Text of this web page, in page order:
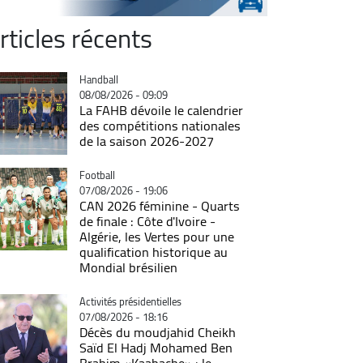
récents
Catégorie
Handball
08/08/2026 - 09:09
La FAHB dévoile le calendrier
des compétitions nationales
de la saison 2026-2027
Catégorie
Football
07/08/2026 - 19:06
CAN 2026 féminine - Quarts
de finale : Côte d'Ivoire -
Algérie, les Vertes pour une
qualification historique au
Mondial brésilien
Catégorie
Activités présidentielles
07/08/2026 - 18:16
Décès du moudjahid Cheikh
Saïd El Hadj Mohamed Ben